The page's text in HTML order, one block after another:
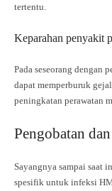
tertentu.
Keparahan penyakit
Pada seseorang dengan
dapat memperburuk
peningkatan perawatan
Pengobatan
Sayangnya sampai saat
spesifik untuk infeksi